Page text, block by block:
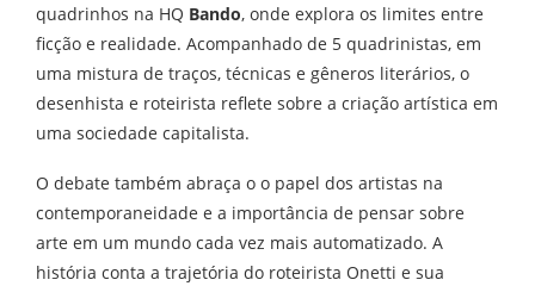
quadrinhos na HQ Bando, onde explora os limites entre
ficção e realidade. Acompanhado de 5 quadrinistas, em
uma mistura de traços, técnicas e gêneros literários, o
desenhista e roteirista reflete sobre a criação artística em
uma sociedade capitalista.
O debate também abraça o o papel dos artistas na
contemporaneidade e a importância de pensar sobre
arte em um mundo cada vez mais automatizado. A
história conta a trajetória do roteirista Onetti e sua